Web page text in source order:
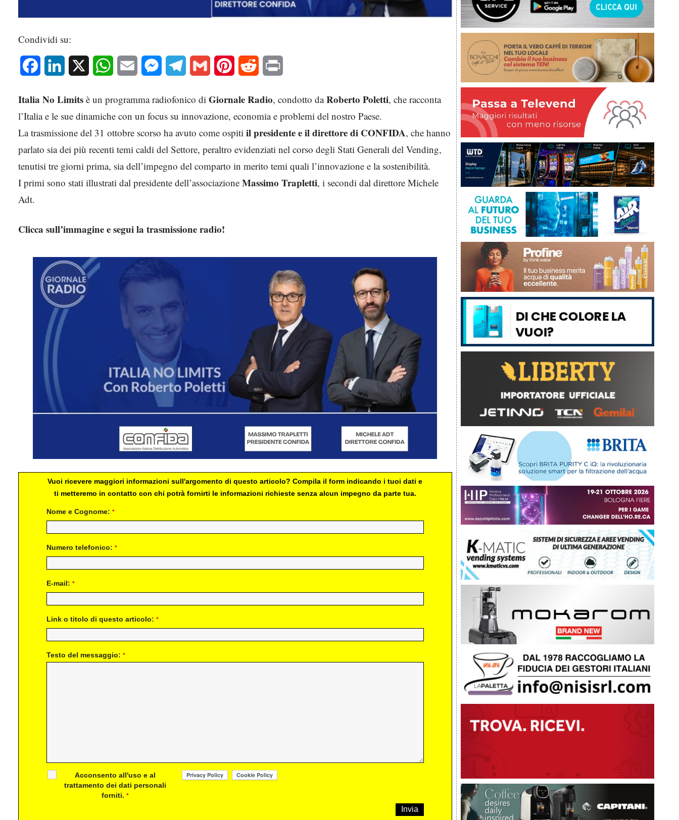
Condividi su:
Facebook LinkedIn WhatsAppEmail MessengerTelegram Gmail Pinterest Reddit
Italia No Limits è un programma radiofonico di Giornale Radio, condotto daRoberto Poletti, che racconta
l’Italia e le sue dinamiche con un focus su innovazione, economia e problemi del nostro Paese.
La trasmissione del 31 ottobre scorso ha avuto come ospiti il presidente e il direttore di CONFIDA, che hanno
parlato sia dei più recenti temi caldi del Settore, peraltro evidenziati nel corso degli Stati Generali del Vending,
tenutisi tre giorni prima, sia dell’impegno del comparto in merito temi quali l’innovazione e la sostenibilità.
I primi sono stati illustrati dal presidente dell’associazione Massimo Trapletti, i secondi dal direttore Michele
Adt.
Clicca sull’immagine e segui la trasmissione radio!
Vuoi ricevere maggiori informazioni sull'argomento di questo articolo? Compila il form indicando i tuoi dati e
ti metteremo in contatto con chi potrà fornirti le informazioni richieste senza alcun impegno da parte tua.
Nome e Cognome: *
Numero telefonico: *
E-mail: *
Link o titolo di questo articolo: *
Testo del messaggio: *
Acconsento all'uso e al
trattamento dei dati personali
forniti.*